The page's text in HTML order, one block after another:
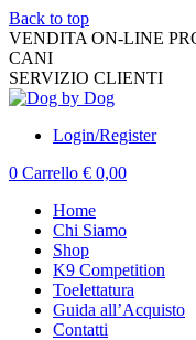
Back to top
VENDITA ON-LINE
CANI
SERVIZIO CLIENTI
Login/Register
0 Carrello € 0,00
Home
Chi Siamo
Shop
K9 Competition
Toelettatura
Guida all’Acquisto
Contatti